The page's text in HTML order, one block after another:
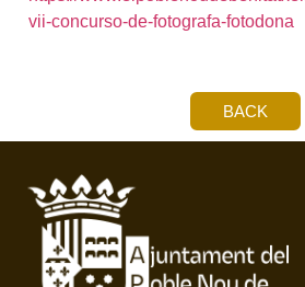
vii-concurso-de-fotografa-fotodona
BACK